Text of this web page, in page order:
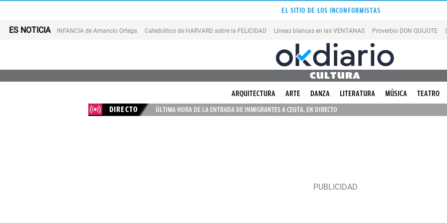
EL SITIO DE LOS INCONFORMISTAS
ES NOTICIA INFANCIA de Amancio Ortega Catedrático de HARVARD sobre la FELICIDAD Líneas blancas en las VENTANAS Proverbio DON QUIJOTE
CULTURA
ARQUITECTURA ARTE DANZA LITERATURA MÚSICA
TEATRO
DIRECTO
ÚLTIMA HORA DE LA ENTRADA DE INMIGRANTES A CEUTA, EN DIRECTO